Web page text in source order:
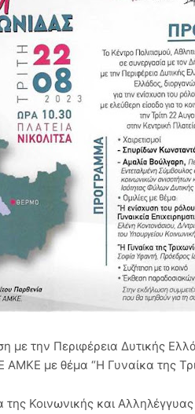
με την Περιφέρεια Δυτικής
με θέμα “Η Γυναίκα της
της Κοινωνικής και